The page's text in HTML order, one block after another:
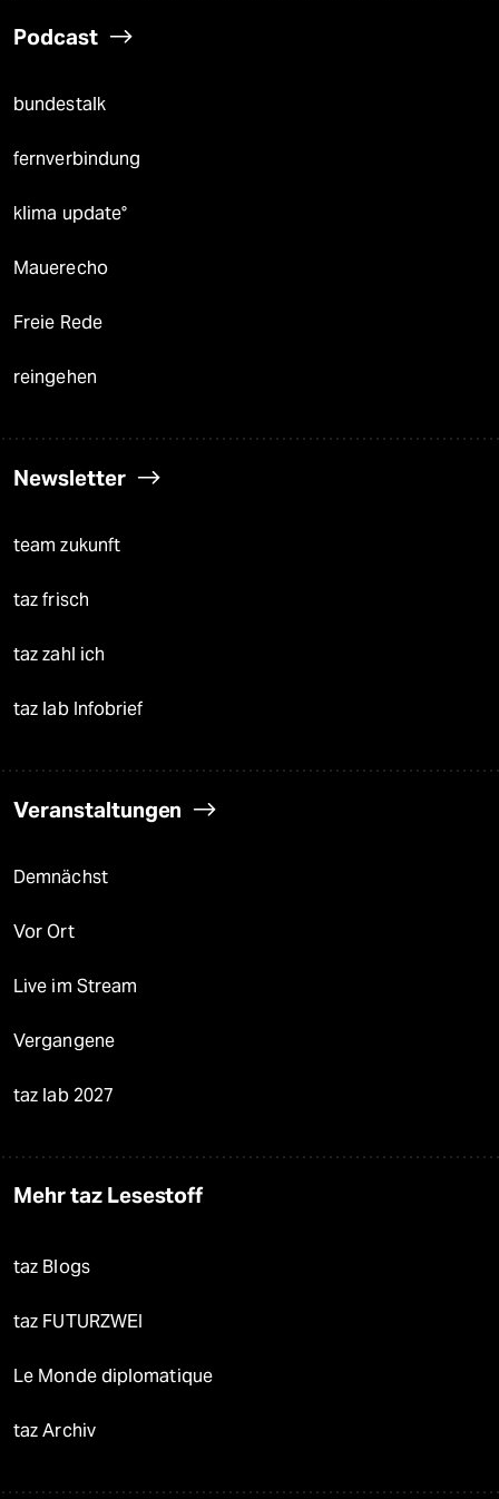
Podcast
bundestalk
fernverbindung
klima update°
Mauerecho
Freie Rede
reingehen
Newsletter
team zukunft
taz frisch
taz zahl ich
taz lab Infobrief
Veranstaltungen
Demnächst
Vor Ort
Live im Stream
Vergangene
taz lab 2027
Mehr taz Lesestoff
taz Blogs
taz FUTURZWEI
Le Monde diplomatique
taz Archiv